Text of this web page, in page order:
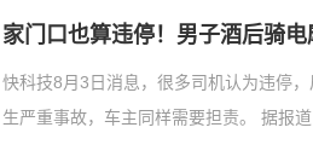
家门口也算违停！男子酒后骑
快科技8月3日消息，很多司机认为违停
生严重事故，车主同样需要担责。 据报